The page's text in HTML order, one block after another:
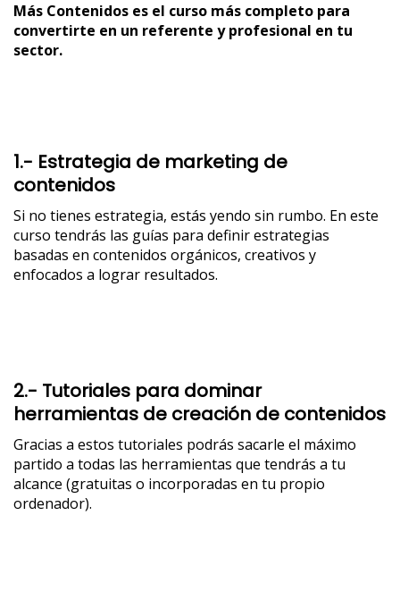
Más Contenidos es el curso más completo para
convertirte en un referente y profesional en tu
sector.
1.- Estrategia de marketing de
contenidos
Si no tienes estrategia, estás yendo sin rumbo. En este
curso tendrás las guías para definir estrategias
basadas en contenidos orgánicos, creativos y
enfocados a lograr resultados.
2.- Tutoriales para dominar
herramientas de creación de contenidos
Gracias a estos tutoriales podrás sacarle el máximo
partido a todas las herramientas que tendrás a tu
alcance (gratuitas o incorporadas en tu propio
ordenador).